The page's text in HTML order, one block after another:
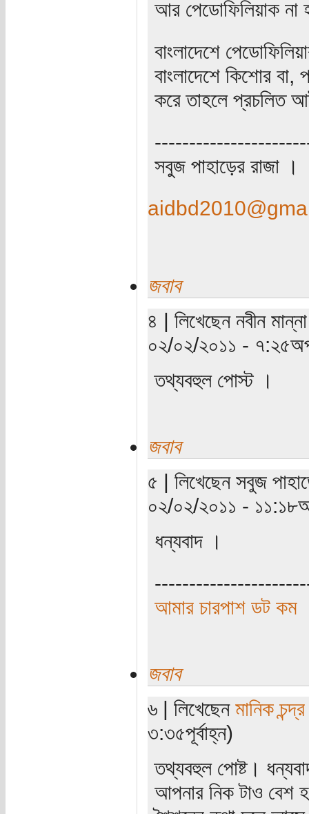
আর পেডোফিলিয়াক না
বাংলাদেশে
বাংলাদেশে কিশোর বা,
করে তাহলে প্রচলিত
সবুজ পাহাড়ের রাজা ।
জবাব
৪ | লিখেছেন নবীন
০২/০২/২০১১ -
তথ্যবহুল পোস্ট ।
জবাব
৫ | লিখেছেন সবুজ
০২/০২/২০১১ -
ধন্যবাদ ।
আমার চারপাশ ডট কম
জবাব
৬ | লিখেছেন মানিক
৩:৩৫পূর্বাহ্ন)
তথ্যবহুল পোষ্ট।
আপনার নিক টাও বেশ